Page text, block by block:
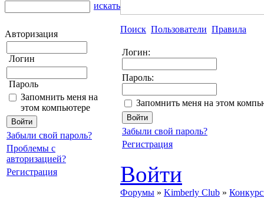
искать
Авторизация
Логин
Пароль
Запомнить меня на
этом компьютере
Забыли свой пароль?
Проблемы с
авторизацией?
Регистрация
Поиск Пользователи Правила
Логин:
Пароль:
Запомнить меня на этом
Забыли свой пароль?
Регистрация
Войти
Форумы » Kimberly Club »